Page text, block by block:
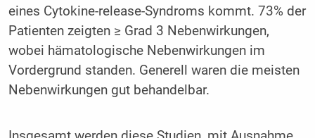
eines Cytokine-release-Syndroms kommt. 73% der
Patienten zeigten ≥ Grad 3 Nebenwirkungen,
wobei hämatologische Nebenwirkungen im
Vordergrund standen. Generell waren die meisten
Nebenwirkungen gut behandelbar.